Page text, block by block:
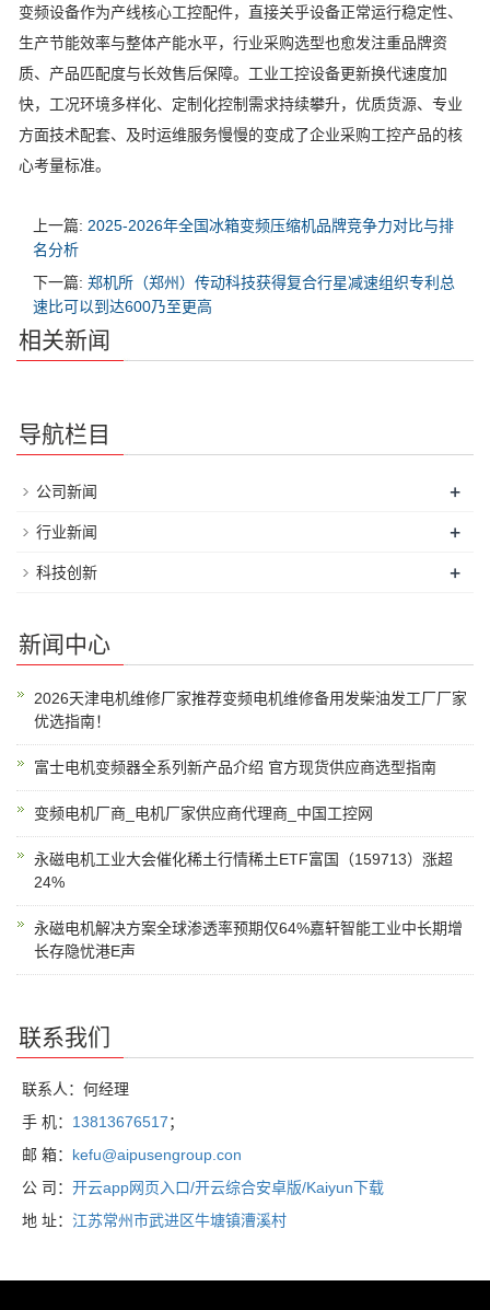
变频设备作为产线核心工控配件，直接关乎设备正常运行稳定性、
生产节能效率与整体产能水平，行业采购选型也愈发注重品牌资
质、产品匹配度与长效售后保障。工业工控设备更新换代速度加
快，工况环境多样化、定制化控制需求持续攀升，优质货源、专业
方面技术配套、及时运维服务慢慢的变成了企业采购工控产品的核
心考量标准。
上一篇: 2025-2026年全国冰箱变频压缩机品牌竞争力对比与排
名分析
下一篇: 郑机所（郑州）传动科技获得复合行星减速组织专利总
速比可以到达600乃至更高
相关新闻
导航栏目
公司新闻 +
行业新闻 +
科技创新 +
新闻中心
2026天津电机维修厂家推荐变频电机维修备用发柴油发工厂厂家
优选指南！
富士电机变频器全系列新产品介绍 官方现货供应商选型指南
变频电机厂商_电机厂家供应商代理商_中国工控网
永磁电机工业大会催化稀土行情稀土ETF富国（159713）涨超
24%
永磁电机解决方案全球渗透率预期仅64%嘉轩智能工业中长期增
长存隐忧港E声
联系我们
联系人：何经理
手 机： 13813676517；
邮 箱： kefu@aipusengroup.con
公 司： 开云app网页入口/开云综合安卓版/Kaiyun下载
地 址： 江苏常州市武进区牛塘镇漕溪村